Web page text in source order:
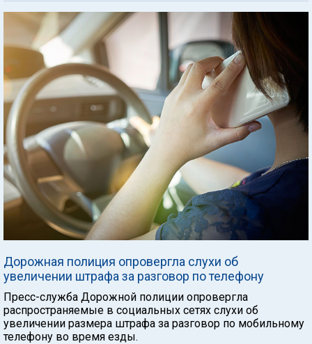
Дорожная полиция опровергла слухи об
увеличении штрафа за разговор по телефону
Пресс-служба Дорожной полиции опровергла
распространяемые в социальных сетях слухи об
увеличении размера штрафа за разговор по мобильному
телефону во время езды.